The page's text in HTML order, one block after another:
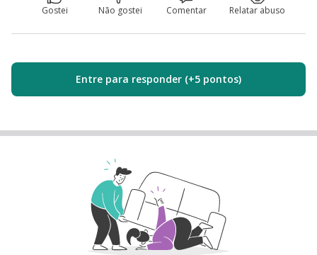
Gostei Não gostei Comentar Relatar abuso
Entre para responder (+5 pontos)